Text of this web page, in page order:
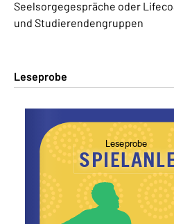
Seelsorgegespräche oder
und Studierendengruppen
Leseprobe